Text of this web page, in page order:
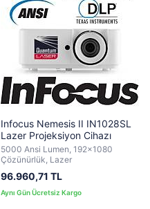
Infocus Nemesis II IN1028SL
Lazer Projeksiyon Cihazı
5000 Ansi Lumen, 192x1080
Çözünürlük, Lazer
96.960,71 TL